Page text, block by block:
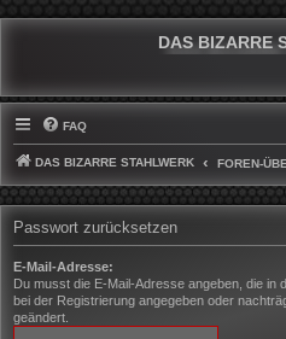
DAS BIZARRE
FAQ
DAS BIZARRE STAHLWERK FOREN-
Passwort zurücksetzen
E-Mail-Adresse:
Du musst die E-Mail-Adresse angeben, die in
bei der Registrierung angegeben oder
geändert.